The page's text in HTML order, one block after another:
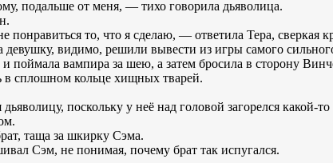
подальше от меня, — тихо говорила дьяволица.
понравиться то, что я сделаю, — ответила Тера, сверкая
девушку, видимо, решили вывести из игры самого
поймала вампира за шею, а затем бросила в сторону
сплошном кольце хищных тварей.
поскольку у неё над головой загорелся какой-
таща за шкирку Сэма.
Сэм, не понимая, почему брат так испугался.